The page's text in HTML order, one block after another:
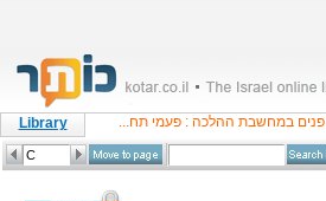
Library פנים במחשבת ההלכה : פעמי תח...